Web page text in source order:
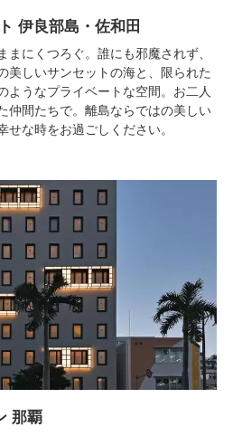
伊良部島・佐和田
にくつろぐ。誰にも邪魔されず、
美しいサンセットの海と、限られた
ようなプライベートな空間。お二人
仲間たちで。離島ならではの美しい
な時をお過ごしください。
那覇